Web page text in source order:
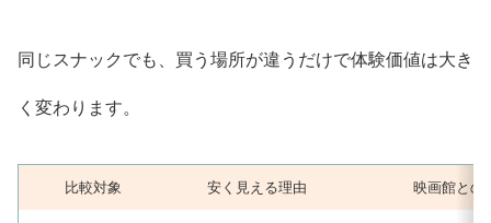
同じスナックでも、買う場所が違うだけで体験価値は大き
く変わります。
比較対象 安く見える理由 映画館との